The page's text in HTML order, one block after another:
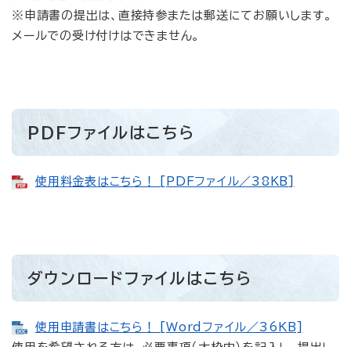
※申請書の提出は、直接持参または郵送にてお願いします。
メールでの受け付けはできません。
PDFファイルはこちら
使用料金表はこちら！ [PDFファイル／38KB]
ダウンロードファイルはこちら
使用申請書はこちら！ [Wordファイル／36KB]